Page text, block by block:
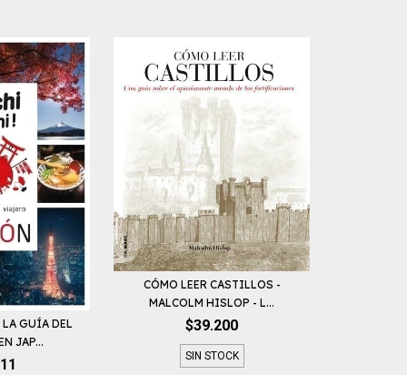
GUÍA DEL
JAP...
CÓMO LEER CASTILLOS -
MALCOLM HISLOP - L...
$39.200
SIN STOCK